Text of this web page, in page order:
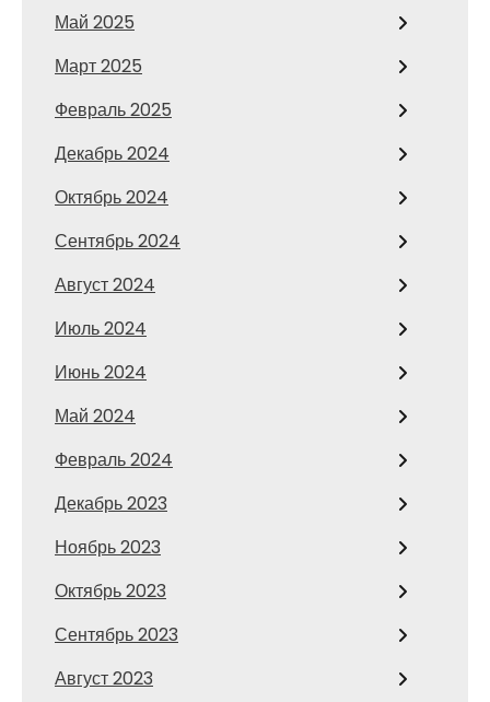
Май 2025
Март 2025
Февраль 2025
Декабрь 2024
Октябрь 2024
Сентябрь 2024
Август 2024
Июль 2024
Июнь 2024
Май 2024
Февраль 2024
Декабрь 2023
Ноябрь 2023
Октябрь 2023
Сентябрь 2023
Август 2023